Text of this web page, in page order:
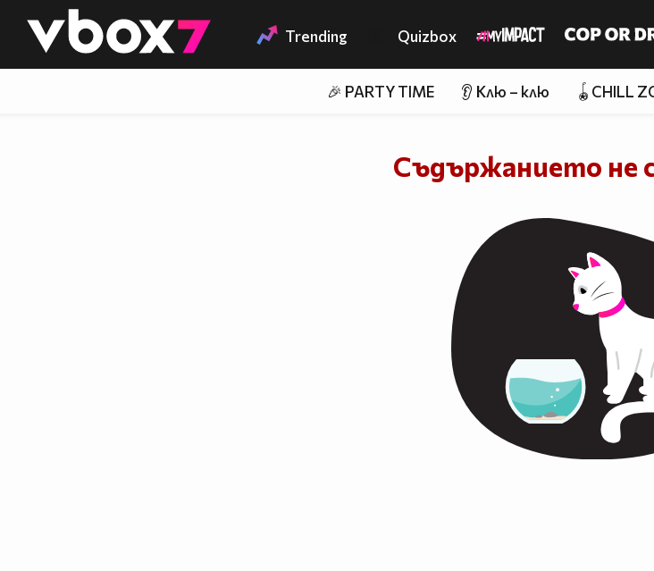
👾 Trending Quizbox
🎉 PARTY TIME 👂 Клю – клю 🪀CHILL
Съдържанието не